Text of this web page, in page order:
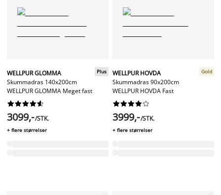
WELLPUR GLOMMA
Skummadras 140x200cm
WELLPUR GLOMMA Meget fast
Plus






3099,-/STK.
+ flere størrelser
WELLPUR HOVDA
Skummadras 90x200cm
WELLPUR HOVDA Fast
Gold






3999,-/STK.
+ flere størrelser